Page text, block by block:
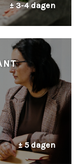
± 3-4 dagen
± 5 dagen